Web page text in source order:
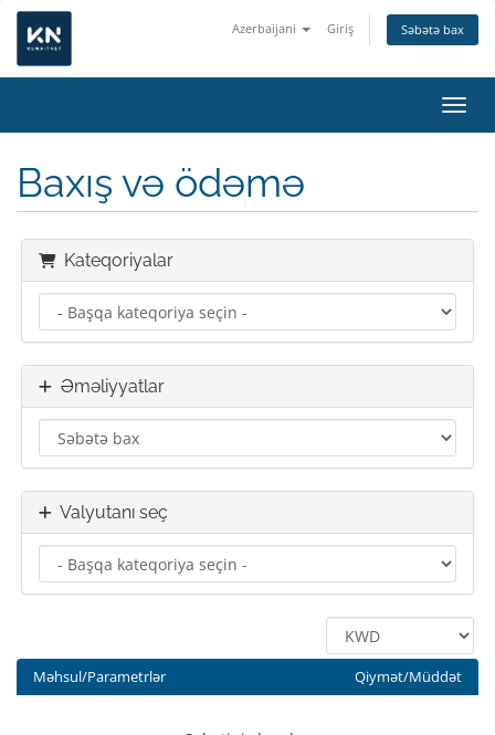
Azerbaijani Giriş Səbətə bax
Baxış və ödəmə
Kateqoriyalar
Əməliyyatlar
Valyutanı seç
Məhsul/Parametrlər Qiymət/Müddət